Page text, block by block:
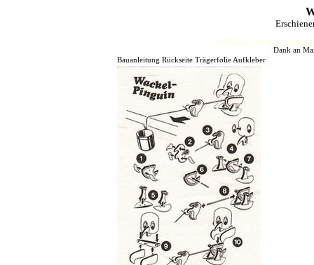
HJFHenze - Helmut´s
Dank an
Bauanleitung Rückseite Trägerfolie Aufkleber